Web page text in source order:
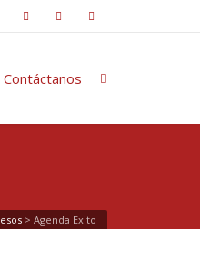
Contáctanos
> Agenda Exito